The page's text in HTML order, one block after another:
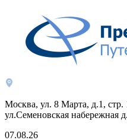
Москва, ул. 8 Марта, д.1,
ул.Семеновская набережная
07.08.26